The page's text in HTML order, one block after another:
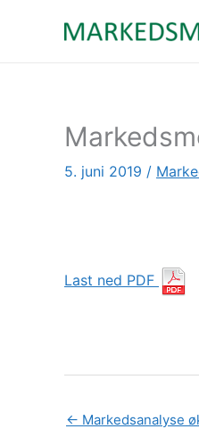
5. juni 2019 /
Last ned PDF
← Markedsanalyse